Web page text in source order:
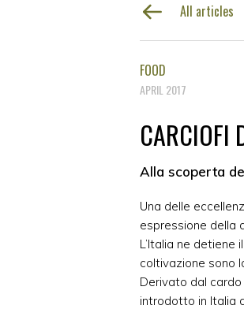
All articles
FOOD
APRIL 2017
CARCIOFI
Alla scoperta
Una delle
espressione della
L’Italia ne detiene
coltivazione sono
Derivato dal
introdotto in Italia